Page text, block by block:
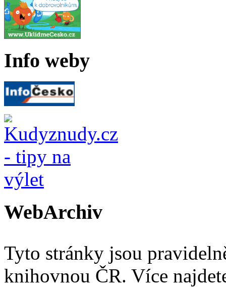
Info weby
WebArchiv
Tyto stránky jsou
knihovnou ČR. Více